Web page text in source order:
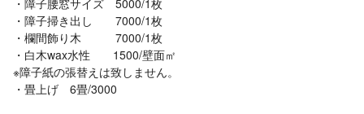
・障子腰窓サイズ 5000/1枚
・障子掃き出し 7000/1枚
・欄間飾り木 7000/1枚
・白木wax水性 1500/壁面㎡
※障子紙の張替えは致しません。
・畳上げ 6畳/3000